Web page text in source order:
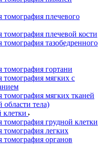
плечевого
плечевой кости
тазобедренного
гортани
томография мягких с
мягких тканей
области тела)
клетки
грудной клетки
томография легких
органов